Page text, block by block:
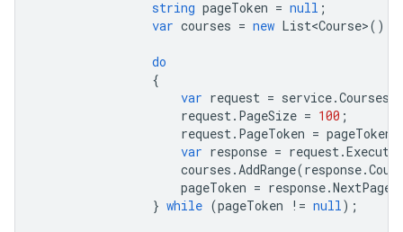
string pageToken = null ;
var courses = new List<Course>();
do
{
var request = service.Courses
request. PageSize = 100 ;
request. PageToken = pageToken
var response = request.Execute
courses .AddRange(response.
pageToken = response.
} while (pageToken != null);